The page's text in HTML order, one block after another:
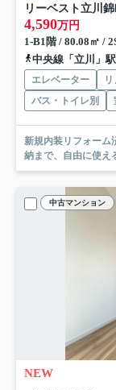
リーベスト立川錦
4,590万円
1-B1階 / 80.08㎡ /
中央線「立川」
エレベーター
バス・トイレ別
新規内装リフォーム
納まで、自由に使え
中古マンション
NEW